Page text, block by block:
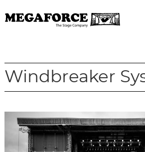
Windbreaker